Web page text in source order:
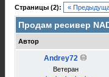
Страницы (2): «
Продам ресивер
Автор
Andrey72
Ветеран